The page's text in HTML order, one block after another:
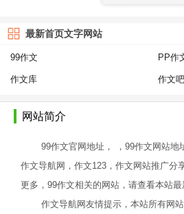
最新首页文字网站
99作文 PP作
作文库 作文吧
网站简介
99作文官网地址， ，99作文网站地
作文导航网，作文123，作文网站推广分
更多，99作文相关的网站，请查看本站最
作文导航网友情提示，本站所有网